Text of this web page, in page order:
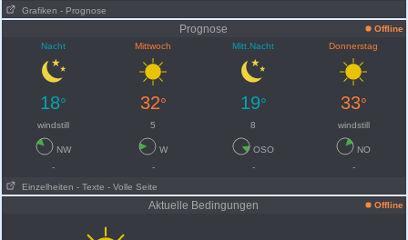
Grafiken - Prognose
Prognose
Offline
Nacht
Mittwoch Mitt.Nacht Donnerstag
18° 32° 19° 33°
windstill 5 8 windstill
NW W OSO
NO
-
- -
-
Einzelheiten - Texte - Volle Seite
Aktuelle Bedingungen Offline